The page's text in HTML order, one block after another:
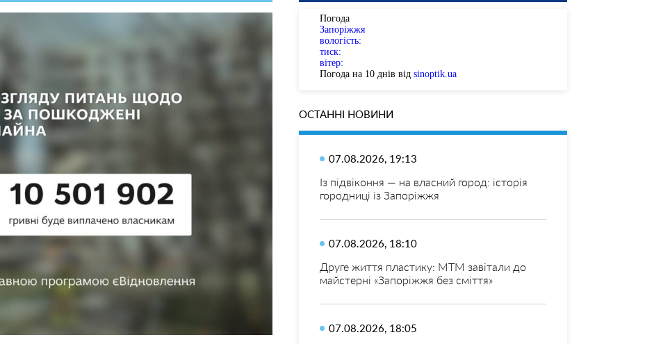
Погода
Запоріжжя
вологість:
тиск:
вітер:
Погода на 10 днів від sinoptik.ua
ОСТАННІ НОВИНИ
07.08.2026, 19:13
Із підвіконня — на власний город: історія
городниці із Запоріжжя
07.08.2026, 18:10
Друге життя пластику: МТМ завітали до
майстерні «Запоріжжя без сміття»
07.08.2026, 18:05